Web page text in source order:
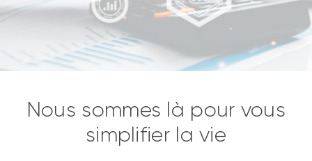
Nous sommes là pour vous
simplifier la vie